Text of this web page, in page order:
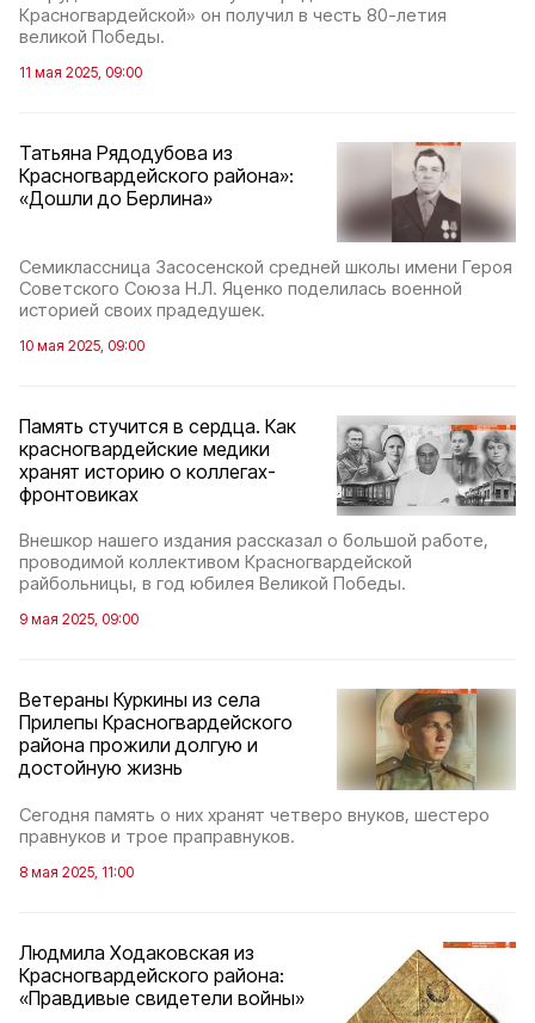
Красногвардейской» он получил в честь 80-летия
великой Победы.
11 мая 2025, 09:00
Татьяна Рядодубова из
Красногвардейского района»:
«Дошли до Берлина»
Семиклассница Засосенской средней школы имени Героя
Советского Союза Н.Л. Яценко поделилась военной
историей своих прадедушек.
10 мая 2025, 09:00
Память стучится в сердца. Как
красногвардейские медики
хранят историю о коллегах-
фронтовиках
Внешкор нашего издания рассказал о большой работе,
проводимой коллективом Красногвардейской
райбольницы, в год юбилея Великой Победы.
9 мая 2025, 09:00
Ветераны Куркины из села
Прилепы Красногвардейского
района прожили долгую и
достойную жизнь
Сегодня память о них хранят четверо внуков, шестеро
правнуков и трое праправнуков.
8 мая 2025, 11:00
Людмила Ходаковская из
Красногвардейского района:
«Правдивые свидетели войны»